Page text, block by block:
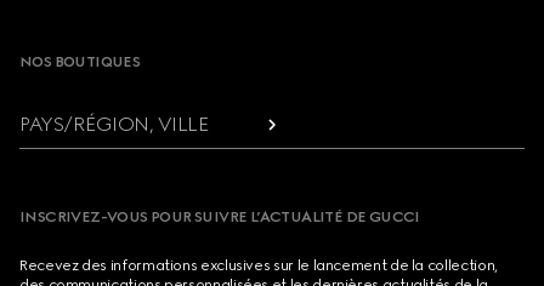
NOS BOUTIQUES
PAYS/RÉGION, VILLE
INSCRIVEZ-VOUS POUR SUIVRE L’ACTUALITÉ DE GUCCI
Recevez des informations exclusives sur le lancement de la collection,